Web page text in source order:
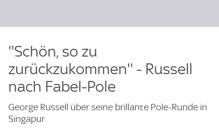
''Schön, so zu
zurückzukommen'' - Russell
nach Fabel-Pole
George Russell über seine brillante Pole-Runde in
Singapur